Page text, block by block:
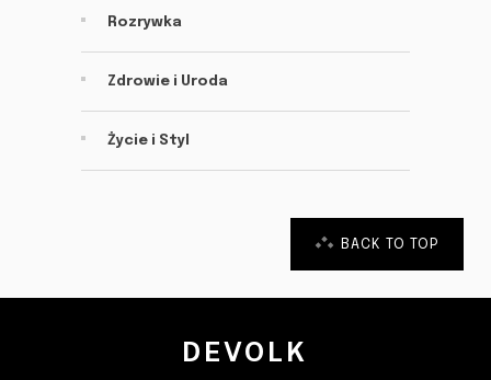
Rozrywka
Zdrowie i Uroda
Życie i Styl
BACK TO TOP
DEVOLK